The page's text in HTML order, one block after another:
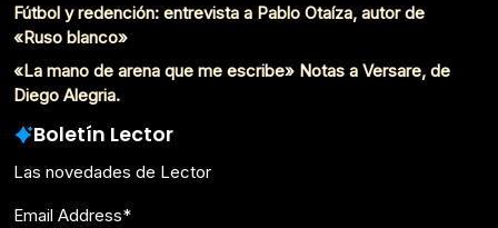
Fútbol y redención: entrevista a Pablo Otaíza, autor de
«Ruso blanco»
«La mano de arena que me escribe» Notas a Versare, de
Diego Alegria.
Boletín Lector
Las novedades de Lector
Email Address*